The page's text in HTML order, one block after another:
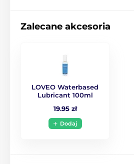
Zalecane akcesoria
LOVEO Waterbased
Lubricant 100ml
19.95 zł
Dodaj